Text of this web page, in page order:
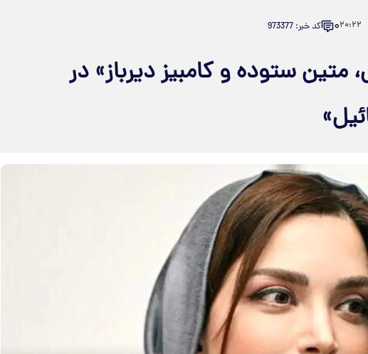
۲۰:۲۲۰ کد خبر: 973377
متین ستوده و کامبیز دیرباز» در